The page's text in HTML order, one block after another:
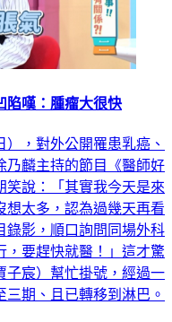
嘆：腫瘤大很快
），對外公開罹患乳癌、
乃麟主持的節目《醫師好
笑說：「其實我今天是來
想太多，認為過幾天再看
錄影，順口詢問同場外科
，要趕快就醫！」這才驚
子宸）幫忙掛號，經過一
期、且已轉移到淋巴。